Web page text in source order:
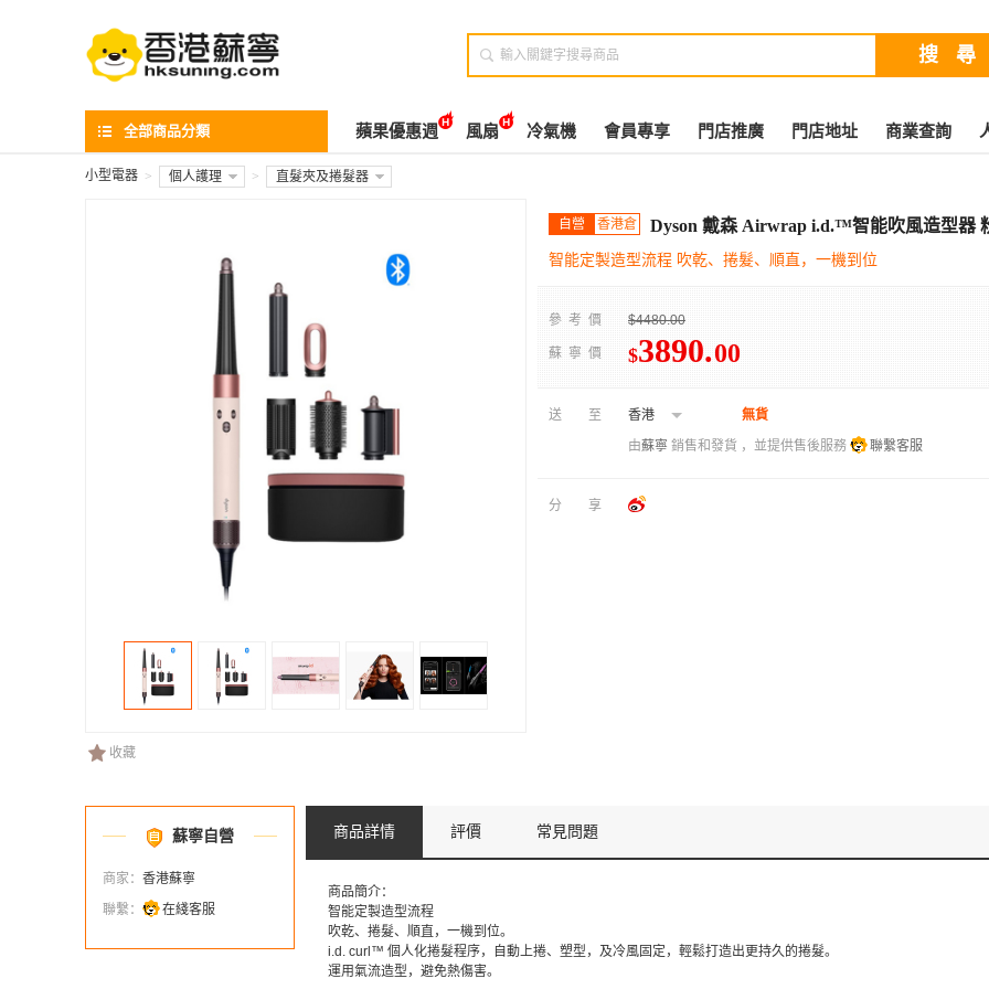

全部商品分類 蘋果優惠週 風扇 冷氣機 會員專享 門店推廣 門店地址 商業查詢
小型電器 > 個人護理 > 直髮夾及捲髮器
收藏
自營 香港倉 Dyson 戴森 Airwrap i.d.™智能吹風造型器
智能定製造型流程​ 吹乾、捲髮、順直，一機到位
參考價 $4480.00
蘇寧價 $3890.00
送至 香港
無貨
由蘇寧 銷售和發貨 ，並提供售後服務 聯繫客服
分享
蘇寧自營
商家： 香港蘇寧
聯繫：
在綫客服
商品詳情 評價 常見問題
商品簡介：
智能定製造型流程​
吹乾、捲髮、順直，一機到位。
i.d. curl™ 個人化捲髮程序，自動上捲、塑型，及冷風固定，輕鬆打造出更持久的捲髮。
運用氣流造型，避免熱傷害。